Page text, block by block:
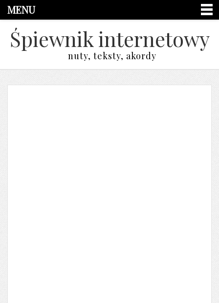
MENU
Śpiewnik internetowy
nuty, teksty, akordy